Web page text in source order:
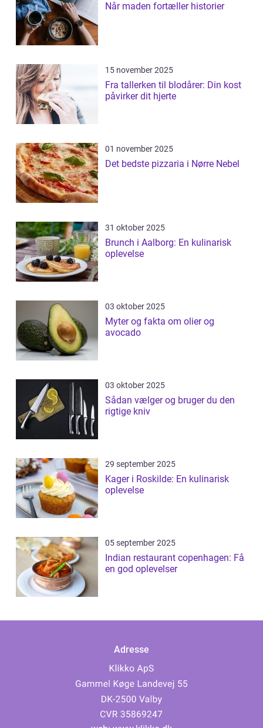
Når maden fortæller historier
15 november 2025
Fra tallerken til blodårer: Din kost
påvirker dit hjerte
01 november 2025
Det bedste pizzaria i Nørre Nebel
31 oktober 2025
Brunch i Aalborg: En kulinarisk
oplevelse
03 oktober 2025
Myter og fakta om olier og
avocado
03 oktober 2025
Sådan vælger og bruger du den
rigtige kniv
29 september 2025
Kager i Roskilde: En kulinarisk
oplevelse
05 september 2025
Indian restaurant copenhagen: Få
en god oplevelser
Adresse